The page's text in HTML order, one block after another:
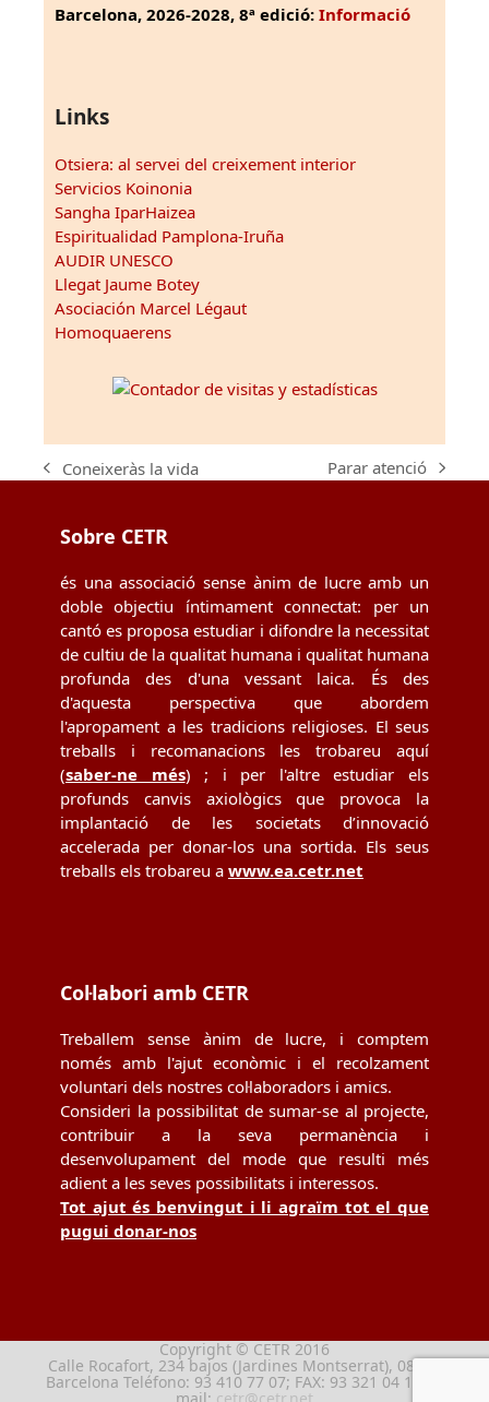
Barcelona, 2026-2028, 8ª edició: Informació
Links
Otsiera: al servei del creixement interior
Servicios Koinonia
Sangha IparHaizea
Espiritualidad Pamplona-Iruña
AUDIR UNESCO
Llegat Jaume Botey
Asociación Marcel Légaut
Homoquaerens
previous
Coneixeràs la vida
next
Parar atenció
Sobre CETR
és una associació sense ànim de lucre amb un
doble objectiu íntimament connectat: per un
cantó es proposa estudiar i difondre la necessitat
de cultiu de la qualitat humana i qualitat humana
profunda des d'una vessant laica. És des
d'aquesta perspectiva que abordem
l'apropament a les tradicions religioses. El seus
treballs i recomanacions les trobareu aquí
(saber-ne més) ; i per l'altre estudiar els
profunds canvis axiològics que provoca la
implantació de les societats d’innovació
accelerada per donar-los una sortida. Els seus
treballs els trobareu a www.ea.cetr.net
Col·labori amb CETR
Treballem sense ànim de lucre, i comptem
només amb l'ajut econòmic i el recolzament
voluntari dels nostres col·laboradors i amics.
Consideri la possibilitat de sumar-se al projecte,
contribuir a la seva permanència i
desenvolupament del mode que resulti més
adient a les seves possibilitats i interessos.
Tot ajut és benvingut i li agraïm tot el que
pugui donar-nos
Copyright © CETR 2016
Calle Rocafort, 234 bajos (Jardines Montserrat), 08029
Barcelona Teléfono: 93 410 77 07; FAX: 93 321 04 13; e-
mail: cetr@cetr.net